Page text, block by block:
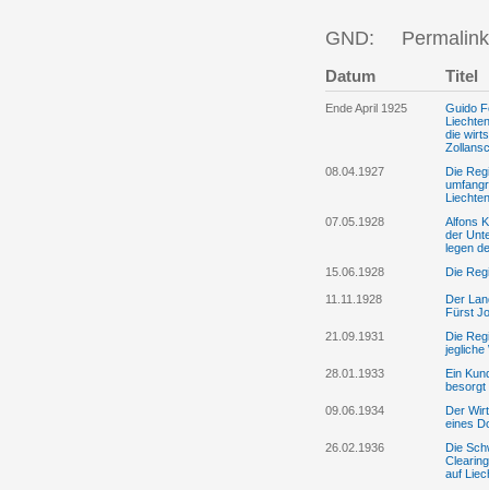
GND:
Datum Titel
Ende April 1925
Guido
die
08.04.1927
Die
07.05.1928
Alfons
der
legen
15.06.1928
Die
11.11.1928
Der
Fürst
21.09.1931
Die
jegliche
28.01.1933
Ein
besorgt
09.06.1934
Der
eines
26.02.1936
Die
auf